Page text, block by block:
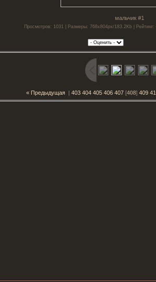
мальчик #1
Просмотров: 1031 | Размеры: 768x804px/183.2Kb |
« Предыдущая | 403 404 405 406 407 [408] 409